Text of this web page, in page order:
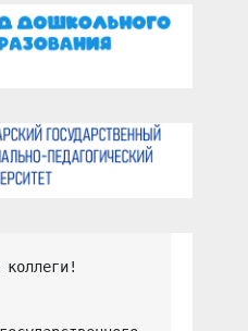
коллеги!